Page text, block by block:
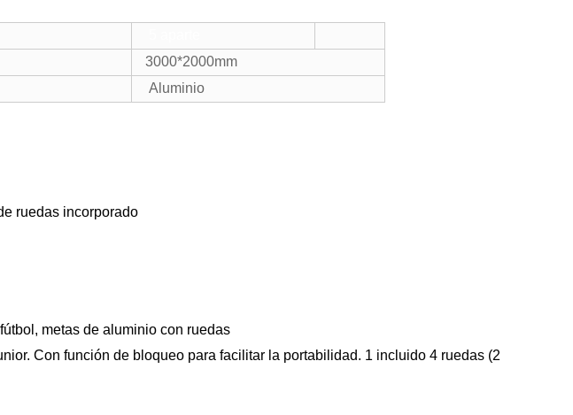
3000*2000mm
Aluminio
ruedas incorporado
metas de aluminio con ruedas
Con función de bloqueo para facilitar la portabilidad. 1 incluido 4 ruedas (2